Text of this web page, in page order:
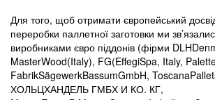
Для того, щоб отримати європейський
переробки паллетної заготовки ми
виробниками євро піддонів (фірми
MasterWood(Italy), FG(EffegiSpa, Italy,
FabrikSägewerkBassumGmbH,
ХОЛЬЦХАНДЕЛЬ ГМБХ И КО. КГ,